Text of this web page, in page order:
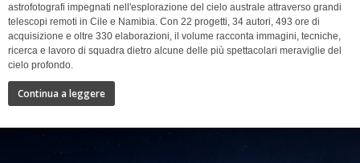
astrofotografi impegnati nell'esplorazione del cielo australe attraverso grandi
telescopi remoti in Cile e Namibia. Con 22 progetti, 34 autori, 493 ore di
acquisizione e oltre 330 elaborazioni, il volume racconta immagini, tecniche,
ricerca e lavoro di squadra dietro alcune delle più spettacolari meraviglie del
cielo profondo.
Continua a leggere